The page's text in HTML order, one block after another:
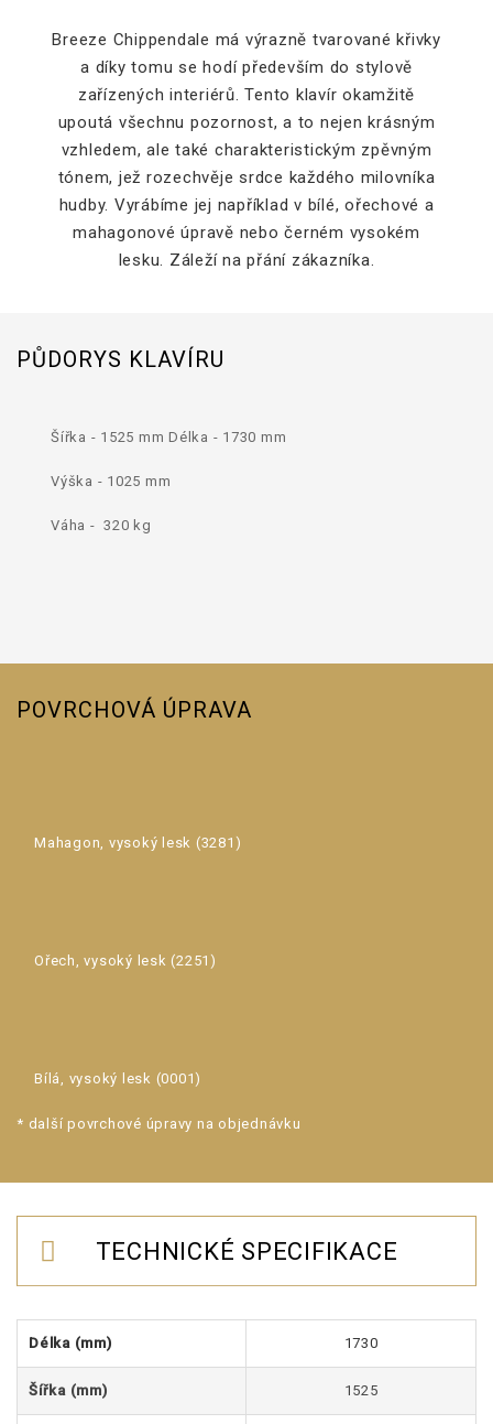
Breeze Chippendale má výrazně tvarované křivky
a díky tomu se hodí především do stylově
zařízených interiérů. Tento klavír okamžitě
upoutá všechnu pozornost, a to nejen krásným
vzhledem, ale také charakteristickým zpěvným
tónem, jež rozechvěje srdce každého milovníka
hudby. Vyrábíme jej například v bílé, ořechové a
mahagonové úpravě nebo černém vysokém
lesku. Záleží na přání zákazníka.
PŮDORYS KLAVÍRU
Šířka - 1525 mm Délka - 1730 mm
Výška - 1025 mm
Váha - 320 kg
POVRCHOVÁ ÚPRAVA
Mahagon, vysoký lesk (3281)
Ořech, vysoký lesk (2251)
Bílá, vysoký lesk (0001)
* další povrchové úpravy na objednávku
TECHNICKÉ SPECIFIKACE
Délka (mm) 1730
Šířka (mm) 1525